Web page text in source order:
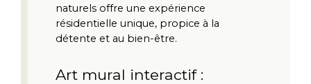
naturels offre une expérience
résidentielle unique, propice à la
détente et au bien-être.
Art mural interactif :